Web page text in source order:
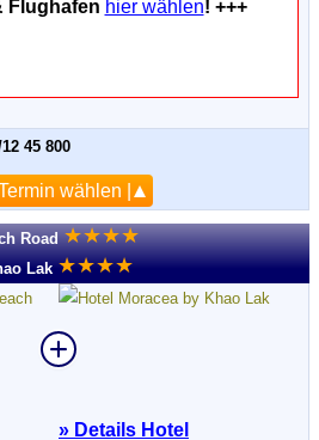
Flughafen hier wählen! +++
45 800
wählen |
Road ★★★★
Lak ★★★★
» Details Hotel